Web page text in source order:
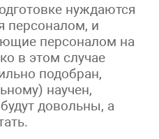
нуждаются
персоналом, и
персоналом на
в этом случае
подобран,
научен,
довольны, а